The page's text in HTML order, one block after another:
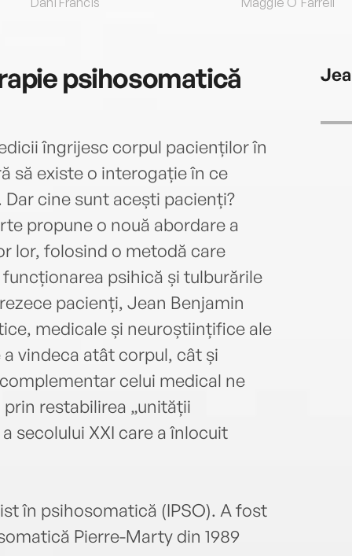
psihosomatică
îngrijesc corpul pacienților în
să existe o interogație în ce
cine sunt acești pacienți?
propune o nouă abordare a
lor, folosind o metodă care
psihică și tulburările
pacienți, Jean Benjamin
medicale și neuroștiințifice ale
vindeca atât corpul, cât și
celui medical ne
restabilirea „unității
secolului XXI care a înlocuit
în psihosomatică (IPSO). A fost
Pierre-Marty din 1989